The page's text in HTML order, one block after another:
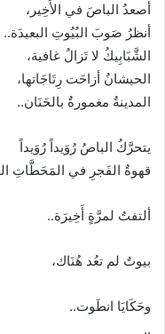
أصعدُ الباصَ في الأَخِير،
أنظرُ صَوبَ البُيُوتِ البعيدَة..
الشَّبَابِيكُ لا تَزالُ غافية،
الحيشانُ أزاحَت رِتَاجَاتها،
المدينةُ مغمورةٌ بالحَنَان..
يتحرَّكُ الباصُ رُوَيداً رُوَيداً
قهوةٌ الفَجرِ في المَحَطَّاتِ
ألتفتُ لمرَّةٍ أَخِيرَة..
بيوتٌ لم تعُد هُنَاك،
وحَكَايَا انطَوت..
..